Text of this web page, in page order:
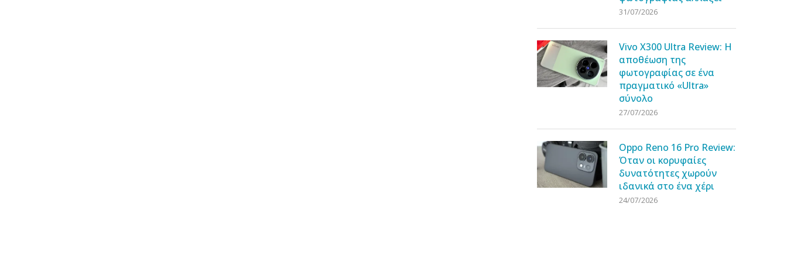
31/07/2026
Vivo X300 Ultra Review: Η
αποθέωση της
φωτογραφίας σε ένα
πραγματικό «Ultra»
σύνολο
27/07/2026
Oppo Reno 16 Pro Review:
Όταν οι κορυφαίες
δυνατότητες χωρούν
ιδανικά στο ένα χέρι
24/07/2026